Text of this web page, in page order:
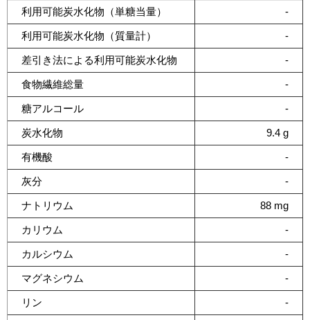
利用可能炭水化物（単糖当量） -
利用可能炭水化物（質量計） -
差引き法による利用可能炭水化物 -
食物繊維総量 -
糖アルコール -
炭水化物 9.4 g
有機酸 -
灰分 -
ナトリウム 88 mg
カリウム -
カルシウム -
マグネシウム -
リン -